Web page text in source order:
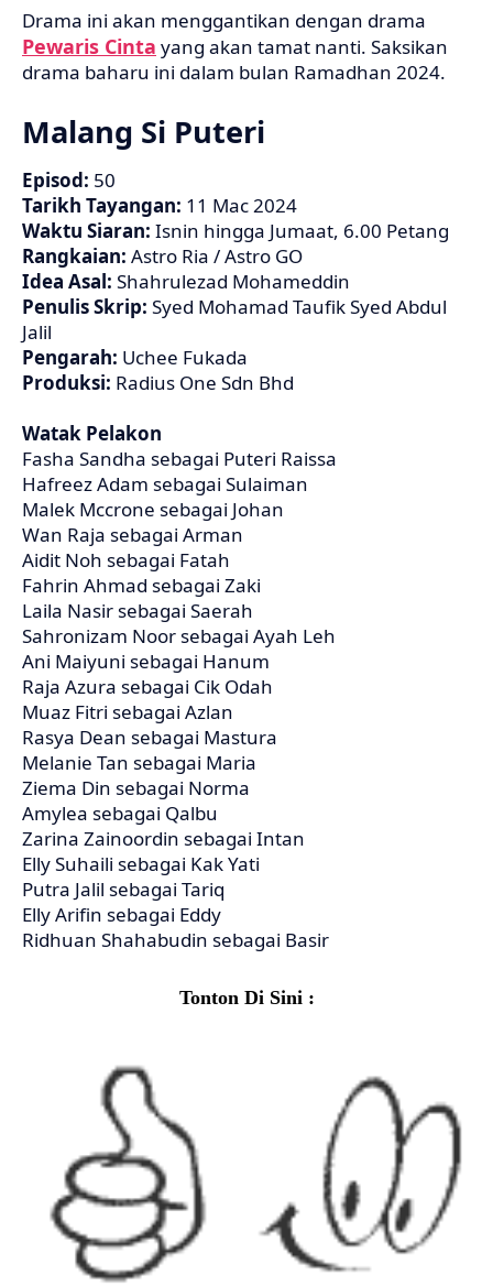
Drama ini akan menggantikan dengan drama
Pewaris Cinta yang akan tamat nanti. Saksikan
drama baharu ini dalam bulan Ramadhan 2024.
Malang Si Puteri
Episod: 50
Tarikh Tayangan: 11 Mac 2024
Waktu Siaran: Isnin hingga Jumaat, 6.00 Petang
Rangkaian: Astro Ria / Astro GO
Idea Asal: Shahrulezad Mohameddin
Penulis Skrip: Syed Mohamad Taufik Syed Abdul
Jalil
Pengarah: Uchee Fukada
Produksi: Radius One Sdn Bhd
Watak Pelakon
Fasha Sandha sebagai Puteri Raissa
Hafreez Adam sebagai Sulaiman
Malek Mccrone sebagai Johan
Wan Raja sebagai Arman
Aidit Noh sebagai Fatah
Fahrin Ahmad sebagai Zaki
Laila Nasir sebagai Saerah
Sahronizam Noor sebagai Ayah Leh
Ani Maiyuni sebagai Hanum
Raja Azura sebagai Cik Odah
Muaz Fitri sebagai Azlan
Rasya Dean sebagai Mastura
Melanie Tan sebagai Maria
Ziema Din sebagai Norma
Amylea sebagai Qalbu
Zarina Zainoordin sebagai Intan
Elly Suhaili sebagai Kak Yati
Putra Jalil sebagai Tariq
Elly Arifin sebagai Eddy
Ridhuan Shahabudin sebagai Basir
Tonton Di Sini :